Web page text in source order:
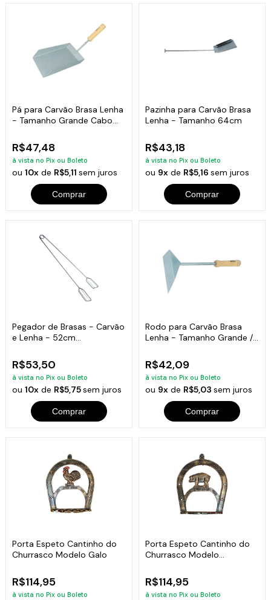
Pá para Carvão Brasa Lenha
- Tamanho Grande Cabo
R$47,48
à vista no Pix ou Boleto
ou10x de R$5,11sem juros
Comprar
Pazinha para Carvão Brasa
Lenha - Tamanho 64cm
R$43,18
à vista no Pix ou Boleto
ou 9xde R$5,16 sem juros
Comprar
Pegador de Brasas - Carvão
e Lenha - 52cm
R$53,50
à vista no Pix ou Boleto
ou10x de R$5,75sem juros
Comprar
Rodo para Carvão Brasa
Lenha - Tamanho Grande /
R$42,09
à vista no Pix ou Boleto
ou 9xde R$5,03 sem juros
Comprar
Porta Espeto Cantinho do
Churrasco Modelo Galo
R$114,95
à vista no Pix ou Boleto
Porta Espeto Cantinho do
Churrasco Modelo
R$114,95
à vista no Pix ou Boleto